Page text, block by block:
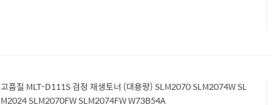
고품질 MLT-D111S 검정 재생토너 (대용량) SLM2070 SLM2074W SL
M2024 SLM2070FW SLM2074FW W73B54A